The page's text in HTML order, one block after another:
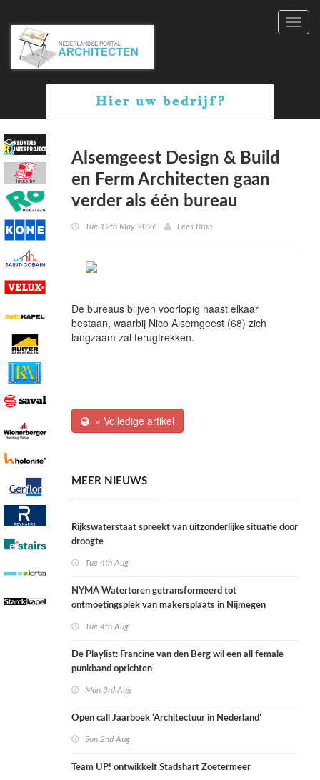
Alsemgeest Design & Build
en Ferm Architecten gaan
verder als één bureau
Tue 12th May 2026 Lees Bron
De bureaus blijven voorlopig naast elkaar
bestaan, waarbij Nico Alsemgeest (68) zich
langzaam zal terugtrekken.
» Volledige artikel
MEER NIEUWS
Rijkswaterstaat spreekt van uitzonderlijke situatie door
droogte
Tue 4th Aug
NYMA Watertoren getransformeerd tot
ontmoetingsplek van makersplaats in Nijmegen
Tue 4th Aug
De Playlist: Francine van den Berg wil een all female
punkband oprichten
Mon 3rd Aug
Open call Jaarboek ‘Architectuur in Nederland’
Sun 2nd Aug
Team UP! ontwikkelt Stadshart Zoetermeer